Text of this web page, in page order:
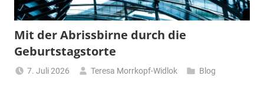
Mit der Abrissbirne durch die
Geburtstagstorte
7. Juli 2026 Teresa Morrkopf-Widlok Blog